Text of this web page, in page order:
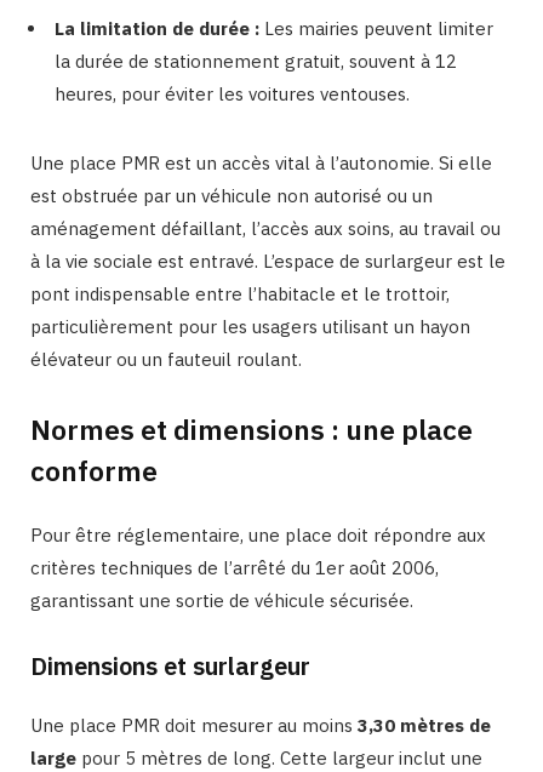
La limitation de durée : Les mairies peuvent limiter
la durée de stationnement gratuit, souvent à 12
heures, pour éviter les voitures ventouses.
Une place PMR est un accès vital à l’autonomie. Si elle
est obstruée par un véhicule non autorisé ou un
aménagement défaillant, l’accès aux soins, au travail ou
à la vie sociale est entravé. L’espace de surlargeur est le
pont indispensable entre l’habitacle et le trottoir,
particulièrement pour les usagers utilisant un hayon
élévateur ou un fauteuil roulant.
Normes et dimensions : une place
conforme
Pour être réglementaire, une place doit répondre aux
critères techniques de l’arrêté du 1er août 2006,
garantissant une sortie de véhicule sécurisée.
Dimensions et surlargeur
Une place PMR doit mesurer au moins 3,30 mètres de
large pour 5 mètres de long. Cette largeur inclut une